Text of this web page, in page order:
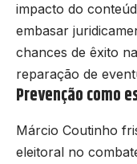
impacto do
embasar
chances de êxito
reparação de
Prevenção como
Márcio Coutinho
eleitoral no